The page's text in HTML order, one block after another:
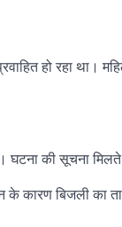
हो रहा
घटना की सूचना
कारण बिजली का